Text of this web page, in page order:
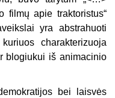
filmų apie traktoristus“
yra abstrahuoti
charakterizuoja
blogiukui iš animacinio
bei laisvės